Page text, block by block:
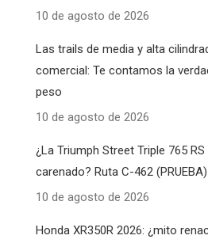
10 de agosto de 2026
Las trails de media y alta
comercial: Te contamos la
peso
10 de agosto de 2026
¿La Triumph Street Triple 765
carenado? Ruta C-462 (PRUEBA)
10 de agosto de 2026
Honda XR350R 2026: ¿mito